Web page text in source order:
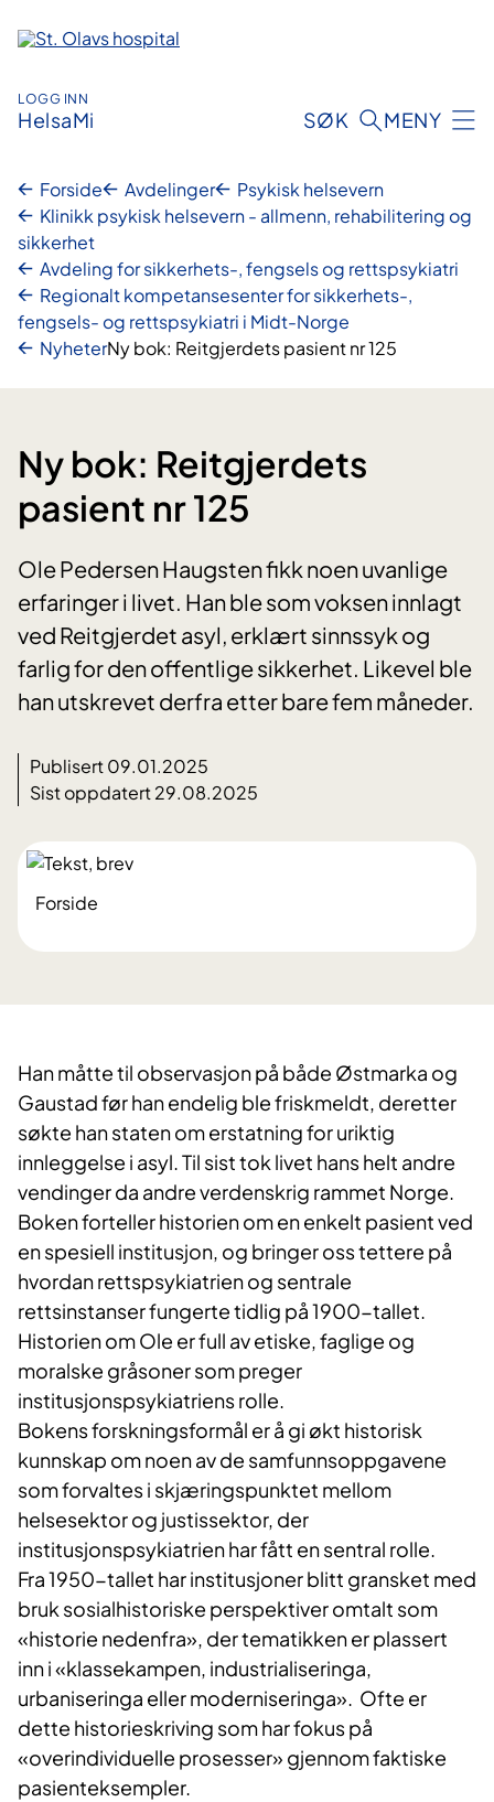
innhold
LOGG INN
HelsaMi SØK MENY
Forside Avdelinger
Psykisk helsevern
Klinikk psykisk helsevern - allmenn, rehabilitering og
sikkerhet
Avdeling for sikkerhets-, fengsels og rettspsykiatri
Regionalt kompetansesenter for sikkerhets-,
fengsels- og rettspsykiatri i Midt-Norge
NyheterNy bok: Reitgjerdets pasient nr 125
Ny bok: Reitgjerdets
pasient nr 125
Ole Pedersen Haugsten fikk noen uvanlige
erfaringer i livet. Han ble som voksen innlagt
ved Reitgjerdet asyl, erklært sinnssyk og
farlig for den offentlige sikkerhet. Likevel ble
han utskrevet derfra etter bare fem måneder.
Publisert 09.01.2025
Sist oppdatert 29.08.2025
Forside
Han måtte til observasjon på både Østmarka og
Gaustad før han endelig ble friskmeldt, deretter
søkte han staten om erstatning for uriktig
innleggelse i asyl. Til sist tok livet hans helt andre
vendinger da andre verdenskrig rammet Norge.
Boken forteller historien om en enkelt pasient ved
en spesiell institusjon, og bringer oss tettere på
hvordan rettspsykiatrien og sentrale
rettsinstanser fungerte tidlig på 1900-tallet.
Historien om Ole er full av etiske, faglige og
moralske gråsoner som preger
institusjonspsykiatriens rolle.
Bokens forskningsformål er å gi økt historisk
kunnskap om noen av de samfunnsoppgavene
som forvaltes i skjæringspunktet mellom
helsesektor og justissektor, der
institusjonspsykiatrien har fått en sentral rolle.
Fra 1950-tallet har institusjoner blitt gransket med
bruk sosialhistoriske perspektiver omtalt som
«historie nedenfra», der tematikken er plassert
inn i «klassekampen, industrialiseringa,
urbaniseringa eller moderniseringa». Ofte er
dette historieskriving som har fokus på
«overindividuelle prosesser» gjennom faktiske
pasienteksempler.